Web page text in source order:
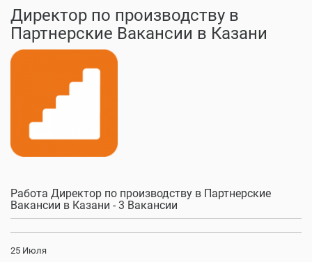
Директор по производству в
Партнерские Вакансии в Казани
Работа Директор по производству в Партнерские
Вакансии в Казани - 3 Вакансии
25 Июля